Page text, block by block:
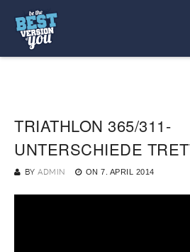
TRIATHLON 365/311-
UNTERSCHIEDE
BY ADMIN ON 7. APRIL 2014